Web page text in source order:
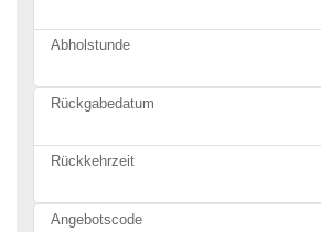
Abholstunde
Rückgabedatum
Rückkehrzeit
Angebotscode